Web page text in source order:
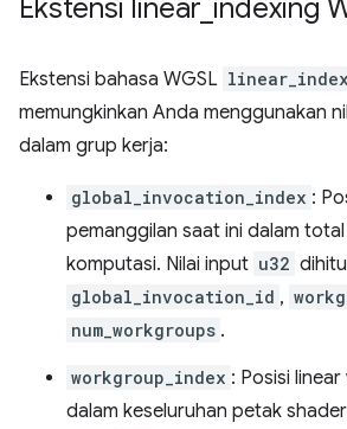
Ekstensi linear indexing
Ekstensi bahasa WGSL
memungkinkan Anda menggunakan
dalam grup kerja:
global_invocation_index :
pemanggilan saat ini dalam
komputasi. Nilai input u32
global_invocation_id ,
num_workgroups .
workgroup_index : Posisi
dalam keseluruhan petak